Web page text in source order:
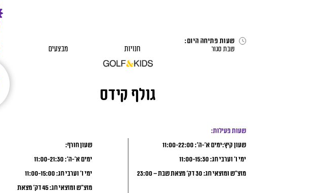
שעות פתיחה היום:
שבת סגור חנויות מבצעים
גולף קידס
שעות פעילות:
שעון קיץ:ימים א’-ה’: 11:00-22:00
ימי ו’ וערבי חג: 11:00-15:30
מוצ”ש ומוצאי חג: 30 דק’ מצאת שבת – 23:00
שעון חורף:
ימים א’-ה’: 11:00-21:30
ימי ו’ וערבי חג: 11:00-15:00
מוצ”ש ומוצאי חג: 45 דק’ מצאת